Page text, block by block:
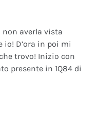
non averla vista
io! D’ora in poi mi
trovo! Inizio con
presente in 1Q84 di